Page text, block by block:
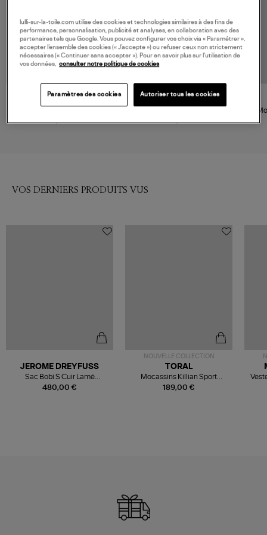
199,00 € 249,00 €
VOS DERNIERS PRODUITS VUS
480,00 €
JEROME DREYFUSS
Sac Bobi S Cuir Lamé
Champagne
NOUVELLE COLLECTION
189,00 €
TORAL
Mocassins Killian Sport
Mousse
lulli-sur-la-toile.com utilise des cookies et technologies similaires à des fins de
performance, personnalisation, publicité et analyses, en collaboration avec des
partenaires tels que Google. Vous pouvez configurer vos choix via « Paramétrer »,
accepter l’ensemble des cookies (« J’accepte ») ou refuser ceux non strictement
nécessaires (« Continuer sans accepter »). Pour en savoir plus sur l’utilisation de
vos données, consulter notre politique de cookies
Paramètres des cookies Autoriser tous les cookies